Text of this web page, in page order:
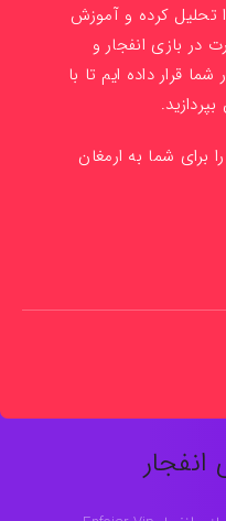
کرده و آموزش
در بازی انفجار و
قرار داده ایم تا با
برای شما به ارمغان